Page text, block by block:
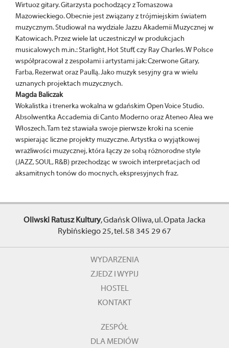
Wirtuoz gitary. Gitarzysta pochodzący z Tomaszowa
Mazowieckiego. Obecnie jest związany z trójmiejskim światem
muzycznym. Studiował na wydziale Jazzu Akademii Muzycznej w
Katowicach. Przez wiele lat uczestniczył w produkcjach
musicalowych m.in.: Starlight, Hot Stuff, czy Ray Charles. W Polsce
współpracował z zespołami i artystami jak: Czerwone Gitary,
Farba, Rezerwat oraz Paullą. Jako muzyk sesyjny gra w wielu
uznanych projektach muzycznych.
Magda Baliczak
Wokalistka i trenerka wokalna w gdańskim Open Voice Studio.
Absolwentka Accademia di Canto Moderno oraz Ateneo Alea we
Włoszech. Tam też stawiała swoje pierwsze kroki na scenie
wspierając liczne projekty muzyczne. Artystka o wyjątkowej
wrażliwości muzycznej, która łączy ze sobą różnorodne style
(JAZZ, SOUL, R&B) przechodząc w swoich interpretacjach od
aksamitnych tonów do mocnych, ekspresyjnych fraz.
Oliwski Ratusz Kultury, Gdańsk Oliwa, ul. Opata Jacka
Rybińskiego 25, tel. 58 345 29 67
WYDARZENIA
ZJEDZ I WYPIJ
HOSTEL
KONTAKT
ZESPÓŁ
DLA MEDIÓW